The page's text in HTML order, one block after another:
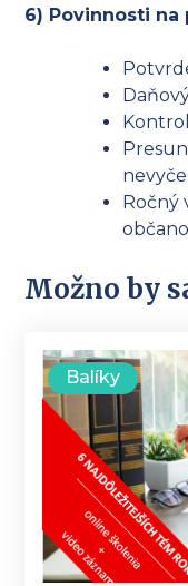
6) Povinnosti
Ročný
Možno by
Balíky